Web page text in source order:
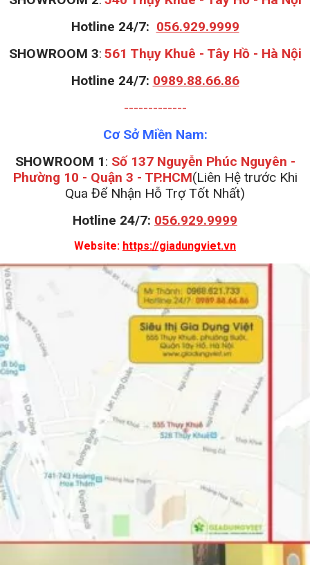
Hotline 24/7: 056.929.9999
SHOWROOM 3: 561 Thụy Khuê - Tây Hồ - Hà Nội
Hotline 24/7: 0989.88.66.86
-------------
Cơ Sở Miền Nam:
SHOWROOM 1: Số 137 Nguyễn Phúc Nguyên -
Phường 10 - Quận 3 - TP.HCM(Liên Hệ trước Khi
Qua Để Nhận Hỗ Trợ Tốt Nhất)
Hotline 24/7: 056.929.9999
Website: https://giadungviet.vn